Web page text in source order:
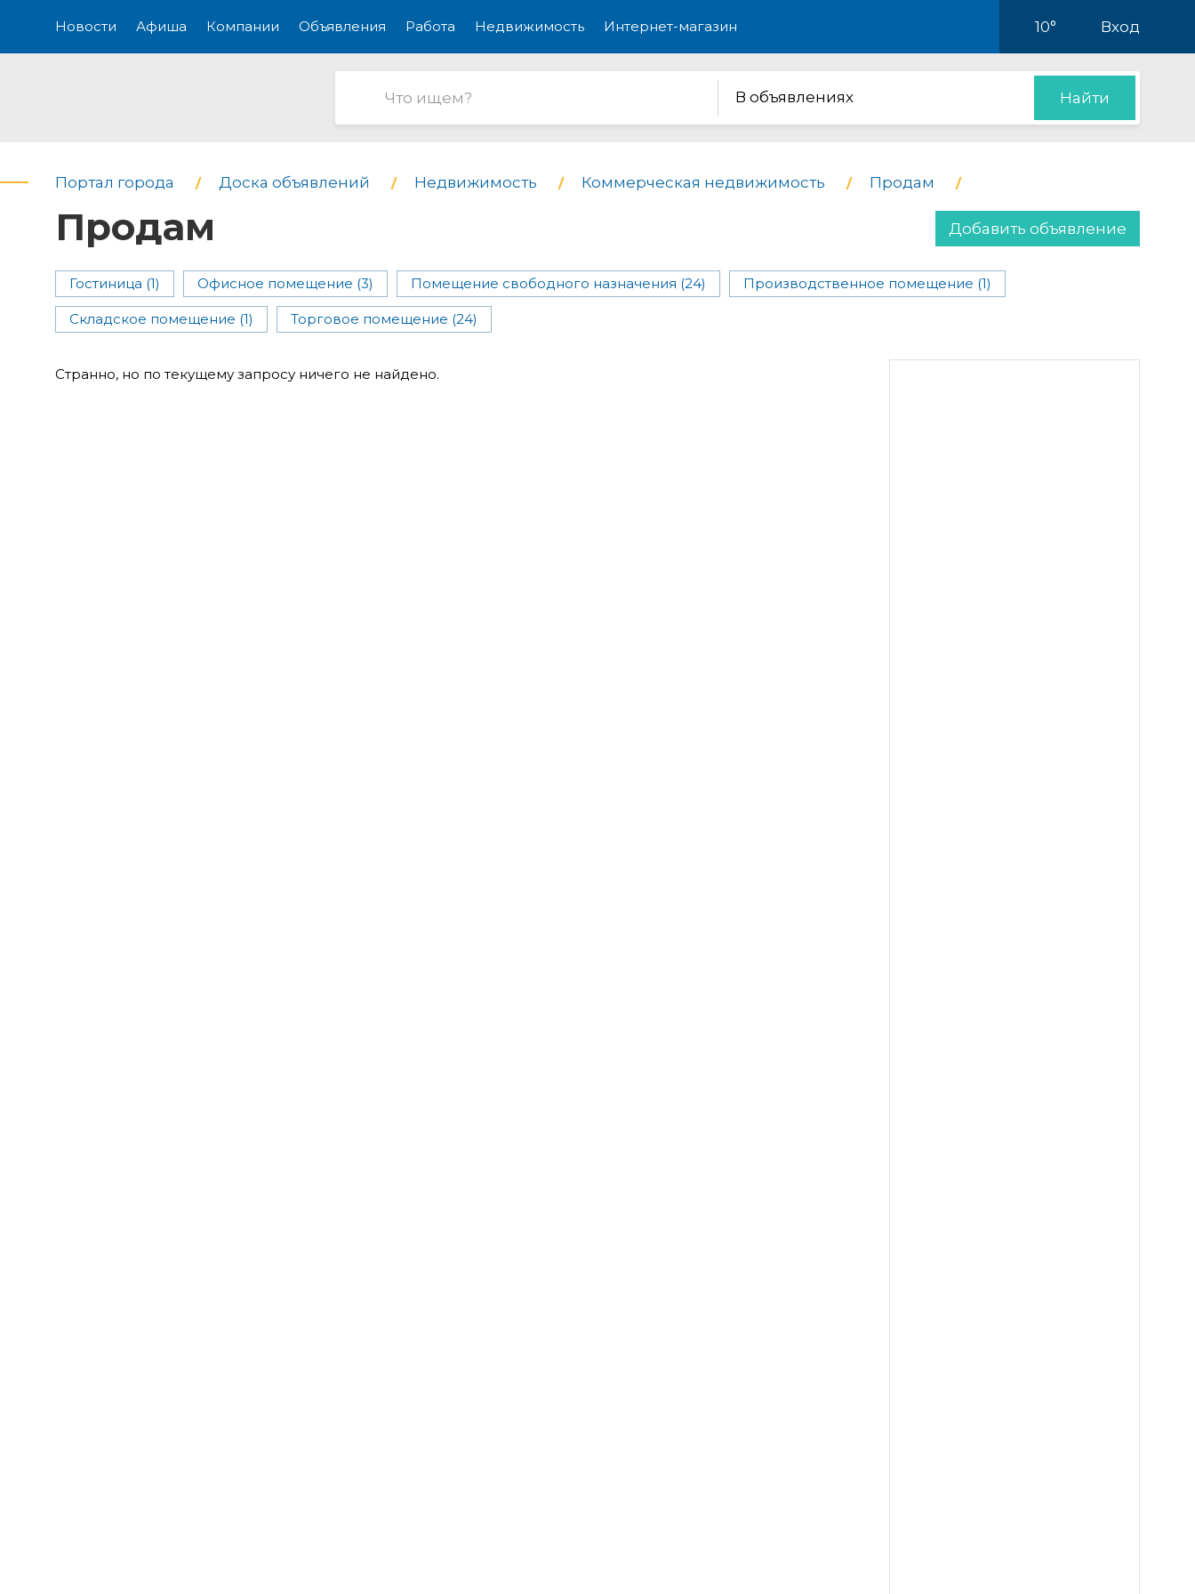
Новости Афиша Компании Объявления Работа Недвижимость Интернет-магазин 10° Вход
В объявлениях Найти
Портал города Доска объявлений Недвижимость Коммерческая недвижимость Продам
Продам Добавить объявление
Гостиница (1) Офисное помещение (3) Помещение свободного назначения (24) Производственное помещение (1)
Складское помещение (1) Торговое помещение (24)
Странно, но по текущему запросу ничего не найдено.